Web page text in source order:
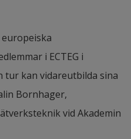
i ECTEG i
tur kan vidareutbilda sina
Bornhager,
vid Akademin